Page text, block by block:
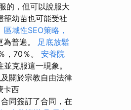
的，但可以說服大
籠幼苗也可能受社
區域性SEO策略，
普遍。
足底放鬆
，70％。 安養院
克服這一現象。
關於宗教自由法律
卡西
同簽訂了合同，在